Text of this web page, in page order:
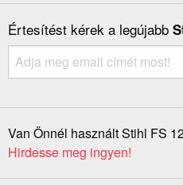
Értesítést kérek a legújabb
Van Önnél használt Stihl FS
Hirdesse meg ingyen!